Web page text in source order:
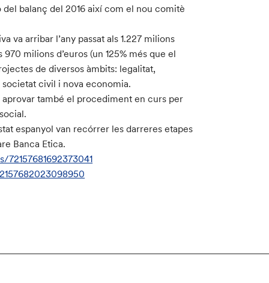
balanç del 2016 així com el nou comitè
va arribar l’any passat als 1.227 milions
milions d’euros (un 125% més que el
de diversos àmbits: legalitat,
civil i nova economia.
aprovar també el procediment en curs per
espanyol van recórrer les darreres etapes
Banca Etica.